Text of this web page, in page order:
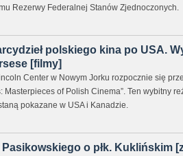
Rezerwy Federalnej Stanów Zjednoczonych.
polskiego kina po USA.
[filmy]
Center w Nowym Jorku rozpocznie się
Masterpieces of Polish Cinema”. Ten wybitny
pokazane w USA i Kanadzie.
o płk. Kuklińskim